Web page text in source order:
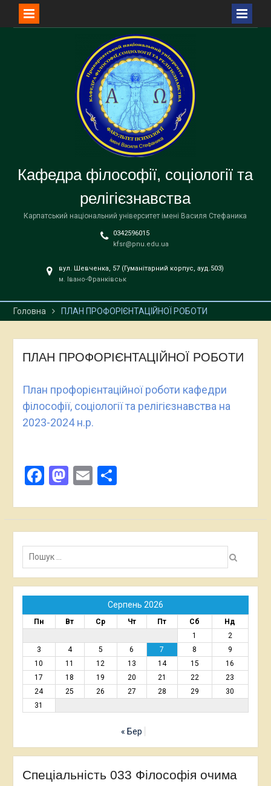
Кафедра філософії, соціології та
релігієзнавства
Карпатський національний університет імені Василя Стефаника
0342596015
kfsr@pnu.edu.ua
вул. Шевченка, 57 (Гуманітарний корпус, ауд.503)
м. Івано-Франківськ
Головна ПЛАН ПРОФОРІЄНТАЦІЙНОЇ РОБОТИ
ПЛАН ПРОФОРІЄНТАЦІЙНОЇ РОБОТИ
План профорієнтаційної роботи кафедри
філософії, соціології та релігієзнавства на
2023-2024 н.р.
Facebook
Mastodon
EmailПоділитися
Пошук:
Серпень 2026
Пн Вт Ср Чт Пт Сб
Нд
1
2
3
4 5 6 7 8
9
10
11 12 13 14 15
16
17
18 19 20 21 22
23
24
25 26 27 28 29
30
31
« Бер
Спеціальність 033 Філософія очима